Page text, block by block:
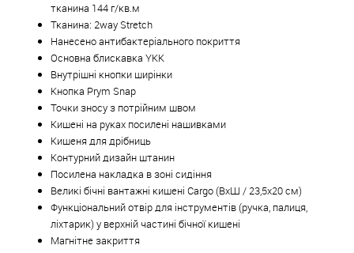
тканина 144 г/кв.м
Тканина: 2way Stretch
Нанесено антибактеріального покриття
Основна блискавка YKK
Внутрішні кнопки ширінки
Кнопка Prym Snap
Точки зносу з потрійним швом
Кишені на руках посилені нашивками
Кишеня для дрібниць
Контурний дизайн штанин
Посилена накладка в зоні сидіння
Великі бічні вантажні кишені Cargo (ВxШ / 23,5x20 см)
Функціональний отвір для інструментів (ручка, палиця,
ліхтарик) у верхній частині бічної кишені
Магнітне закриття